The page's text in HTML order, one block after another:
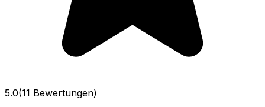
5.0(11 Bewertungen)